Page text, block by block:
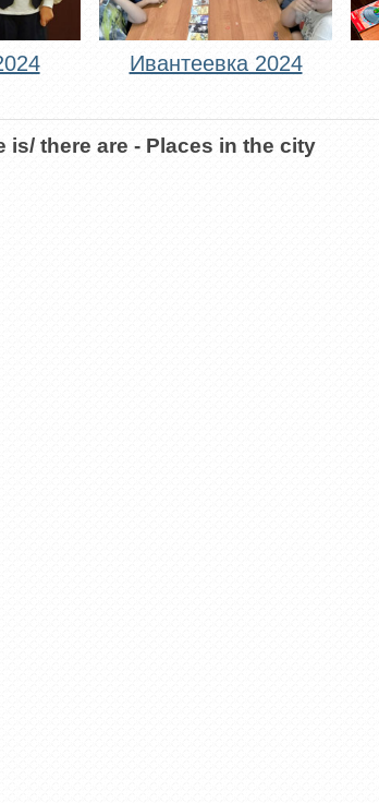
Ивантеевка 2024
is/ there are - Places in the city